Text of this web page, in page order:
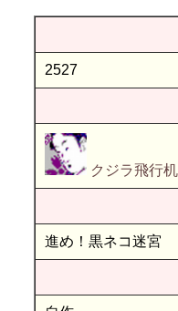
2527
クジラ飛行机
進め！黒ネコ迷宮